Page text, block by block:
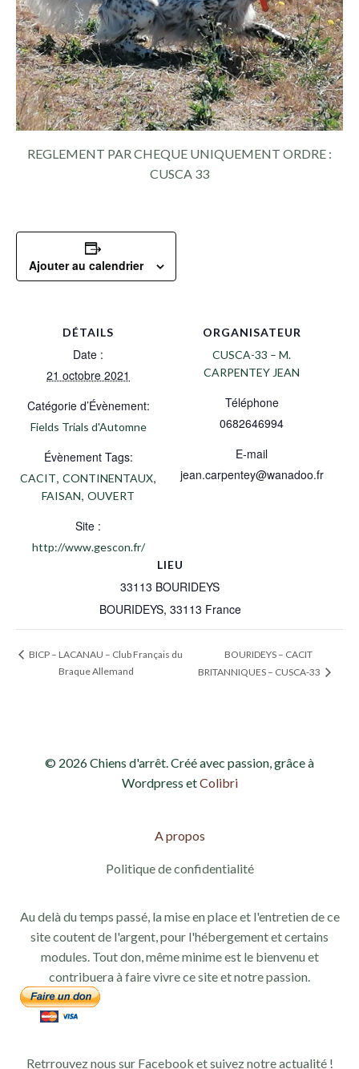
REGLEMENT PAR CHEQUE UNIQUEMENT ORDRE :
CUSCA 33
Ajouter au calendrier
DÉTAILS
Date :
21 octobre 2021
Catégorie d’Évènement:
Fields Trials d'Automne
Évènement Tags:
CACIT, CONTINENTAUX,
FAISAN, OUVERT
Site :
http://www.gescon.fr/
LIEU
33113 BOURIDEYS
BOURIDEYS, 33113 France
ORGANISATEUR
CUSCA-33 – M.
CARPENTEY JEAN
Téléphone
0682646994
E-mail
jean.carpentey@wanadoo.fr
BICP – LACANAU – Club Français du
Braque Allemand
BOURIDEYS – CACIT
BRITANNIQUES – CUSCA-33
© 2026 Chiens d'arrêt. Créé avec passion, grâce à
Wordpress etColibri
A propos
Politique de confidentialité
Au delà du temps passé, la mise en place et l'entretien de ce
site coutent de l'argent, pour l'hébergement et certains
modules. Tout don, même minime est le bienvenu et
contribuera à faire vivre ce site et notre passion.
Retrrouvez nous sur Facebook et suivez notre actualité !